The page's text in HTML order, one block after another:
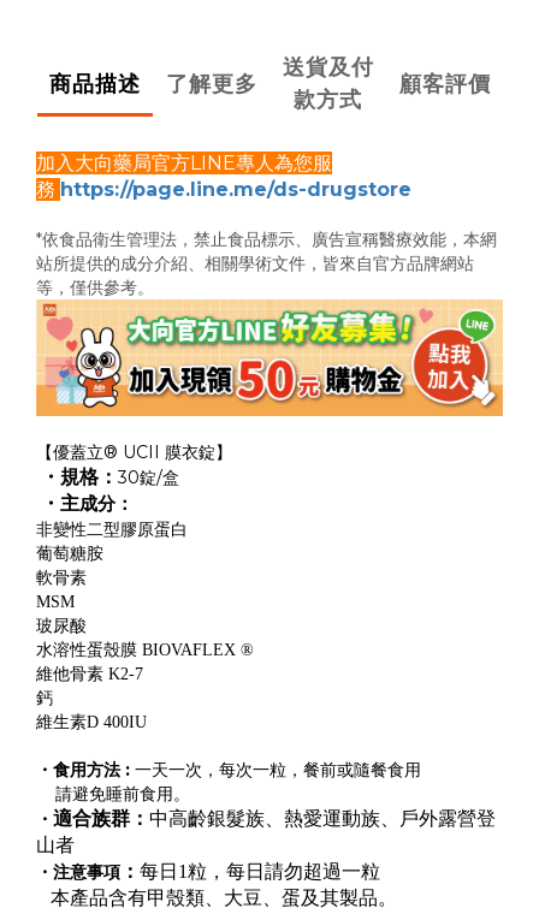
商品描述 了解更多
送貨及付
款方式
顧客評價
加入大向藥局官方LINE專人為您服
務 https://page.line.me/ds-drugstore
*依食品衛生管理法，禁止食品標示、廣告宣稱醫療效能， 本網
站所提供的成分介紹、相關學術文件， 皆來自官方品牌網站
等，僅供參考。
【優蓋立® UCII 膜衣錠】
・規格：30錠/盒
・主成分：
非變性二型膠原蛋白
葡萄糖胺
軟骨素
MSM
玻尿酸
水溶性蛋殼膜 BIOVAFLEX ®
維他骨素 K2-7
鈣
維生素D 400IU
・食用方法 : 一天一次，每次一粒，餐前或隨餐食用
請避免睡前食用。
・ 適合族群： 中高齡銀髮族、熱愛運動族、戶外露營登
山者
・注意事項 ： 每日1粒，每日請勿超過一粒
本產品含有甲殼類、大豆、蛋及其製品。